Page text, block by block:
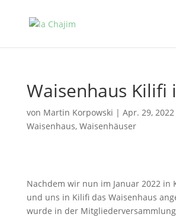
Waisenhaus Kilifi
von Martin Korpowski | Apr. 29, 2022
Waisenhaus, Waisenhäuser
Nachdem wir nun im Januar 2022 in
und uns in Kilifi das Waisenhaus
wurde in der Mitgliederversammlung